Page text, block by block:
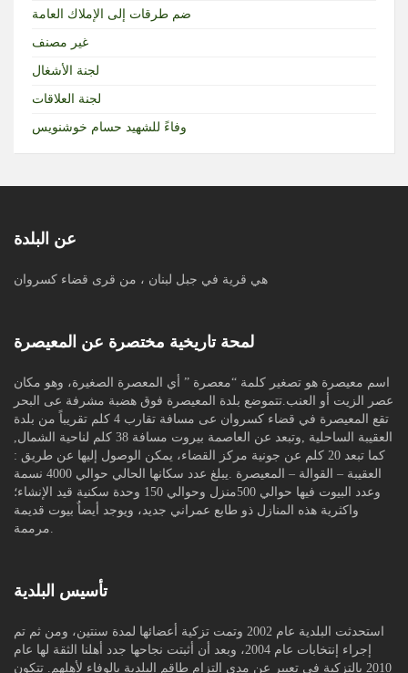
ضم طرقات إلى الإملاك العامة
غير مصنف
لجنة الأشغال
لجنة العلاقات
وفاءً للشهيد حسام خوشنويس
عن البلدة
هي قرية في جبل لبنان ، من قرى قضاء كسروان
لمحة تاريخية مختصرة عن المعيصرة
اسم معيصرة هو تصغير كلمة “معصرة ” أي المعصرة الصغيرة، وهو مكان
عصر الزيت أو العنب.تتموضع بلدة المعيصرة فوق هضبة مشرفة عى البحر
تقع المعيصرة في قضاء كسروان عى مسافة تقارب 4 كلم تقريباً من بلدة
العقيبة الساحلية ,وتبعد عن العاصمة بيروت مسافة 38 كلم لناحية الشمال,
كما تبعد 20 كلم عن جونية مركز القضاء، يمكن الوصول إليها عن طريق :
العقيبة – القوالة – المعيصرة .يبلغ عدد سكانها الحالي حوالي 4000 نسمة
وعدد البيوت فيها حوالي 500منزل وحوالي 150 وحدة سكنية قيد الإنشاء؛
واكثرية هذه المنازل ذو طابع عمراني جديد، ويوجد أيضاٌ بيوت قديمة
مرممة.
تأسيس البلدية
استحدثت البلدية عام 2002 وتمت تزكية أعضائها لمدة سنتين، ومن ثم تم
إجراء إنتخابات عام 2004، وبعد أن أثبتت نجاحها جدد أهلنا الثقة لها عام
2010 بالتزكية في تعبير عن مدى التزام طاقم البلدية بالوفاء لأهلهم. تتكون